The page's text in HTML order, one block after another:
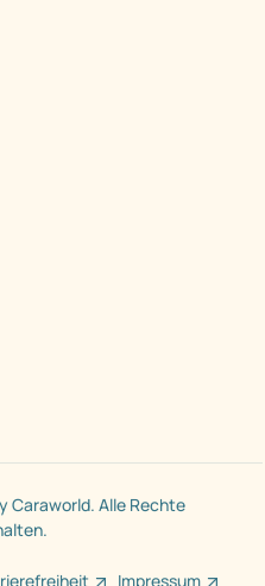
Caraworld. Alle Rechte
Impressum